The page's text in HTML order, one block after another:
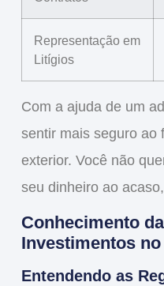
Representação em
Litígios
Com a ajuda de um
sentir mais seguro ao
exterior. Você não
seu dinheiro ao
Conhecimento
Investimentos
Entendendo as